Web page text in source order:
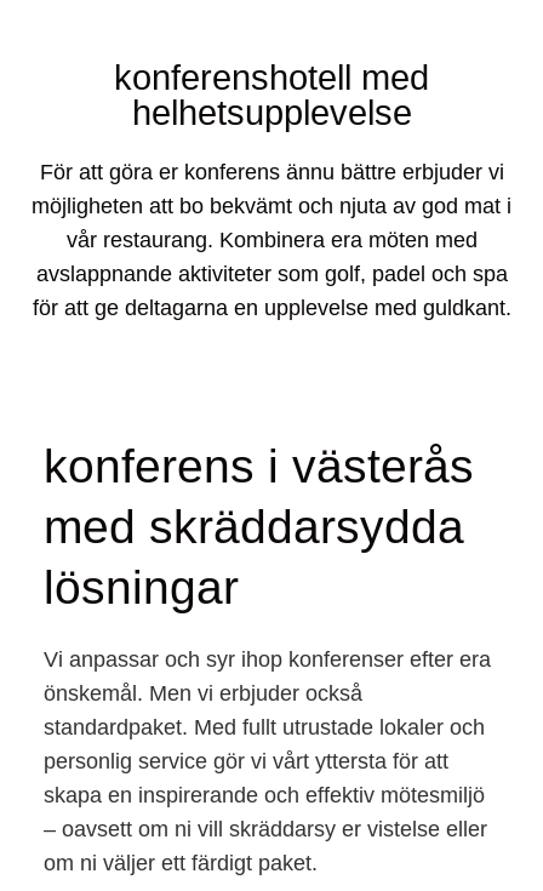
konferenshotell med
helhetsupplevelse
För att göra er konferens ännu bättre erbjuder vi
möjligheten att bo bekvämt och njuta av god mat i
vår restaurang. Kombinera era möten med
avslappnande aktiviteter som golf, padel och spa
för att ge deltagarna en upplevelse med guldkant.
konferens i västerås
med skräddarsydda
lösningar
Vi anpassar och syr ihop konferenser efter era
önskemål. Men vi erbjuder också
standardpaket. Med fullt utrustade lokaler och
personlig service gör vi vårt yttersta för att
skapa en inspirerande och effektiv mötesmiljö
– oavsett om ni vill skräddarsy er vistelse eller
om ni väljer ett färdigt paket.